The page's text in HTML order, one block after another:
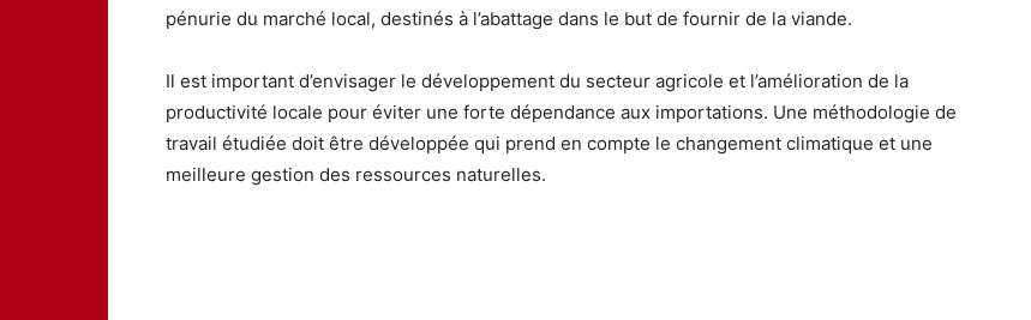
pénurie du marché local, destinés à l’abattage dans le but de fournir de la viande.
Il est important d’envisager le développement du secteur agricole et l’amélioration de la
productivité locale pour éviter une forte dépendance aux importations. Une méthodologie de
travail étudiée doit être développée qui prend en compte le changement climatique et une
meilleure gestion des ressources naturelles.